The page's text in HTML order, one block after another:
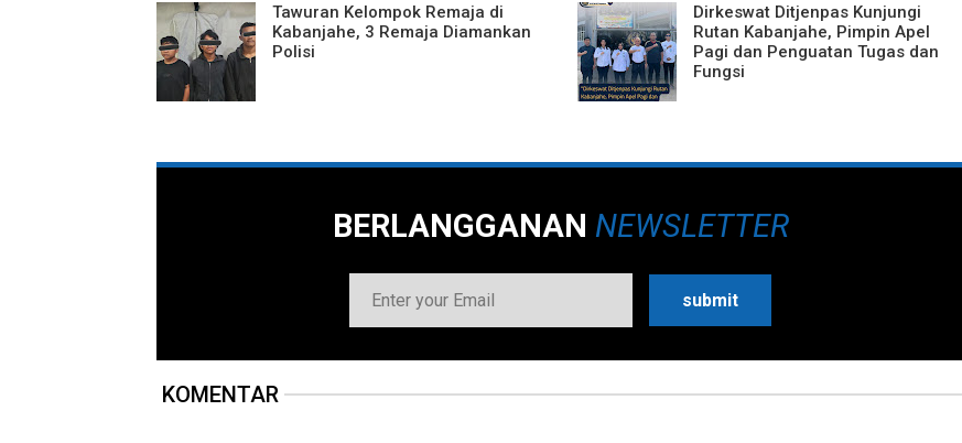
Tawuran Kelompok Remaja di
Kabanjahe, 3 Remaja Diamankan
Polisi
Dirkeswat Ditjenpas Kunjungi
Rutan Kabanjahe, Pimpin Apel
Pagi dan Penguatan Tugas dan
Fungsi
BERLANGGANAN NEWSLETTER
KOMENTAR